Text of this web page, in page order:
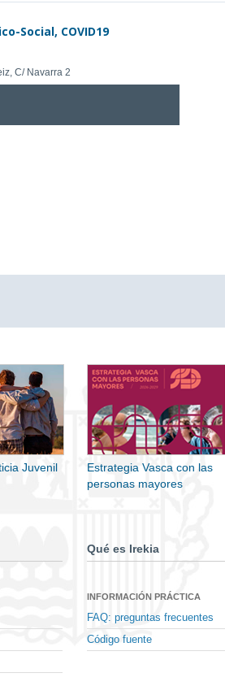
Social, COVID19
C/ Navarra 2
Juvenil
Estrategia Vasca con las
personas mayores
Qué es Irekia
INFORMACIÓN PRÁCTICA
FAQ: preguntas frecuentes
Código fuente